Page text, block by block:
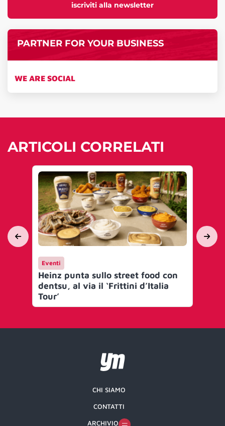
iscriviti alla newsletter
PARTNER FOR YOUR BUSINESS
WE ARE SOCIAL
ARTICOLI CORRELATI
Eventi
Heinz punta sullo street food con
dentsu, al via il ‘Frittini d’Italia
Tour’
CHI SIAMO
CONTATTI
ARCHIVIO